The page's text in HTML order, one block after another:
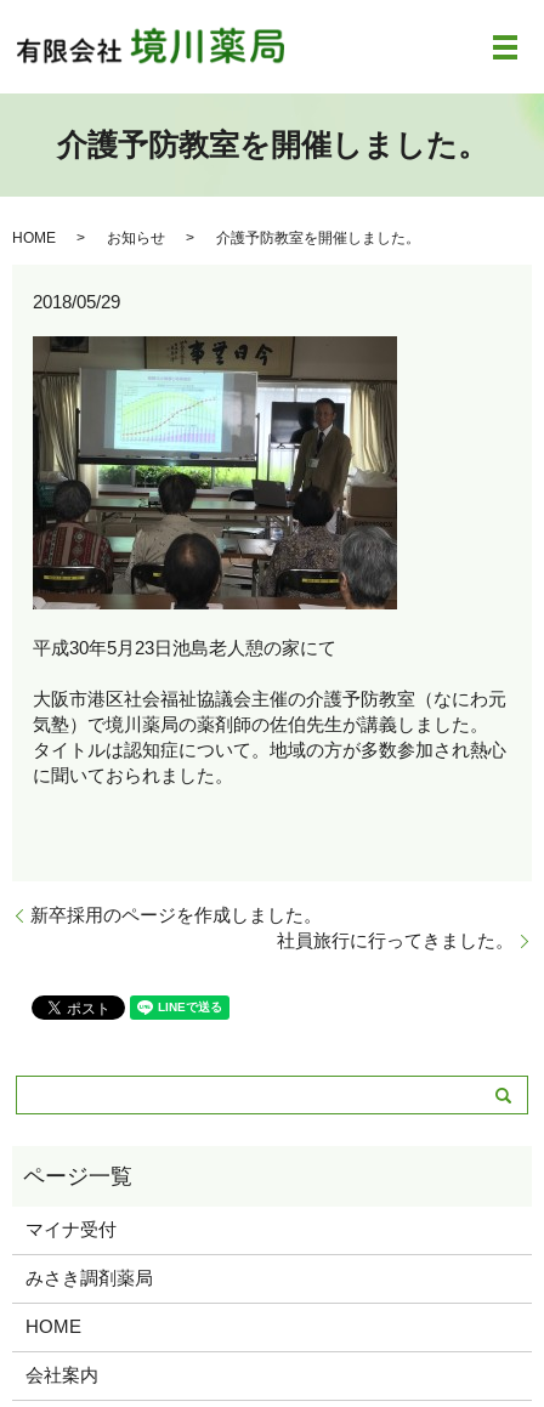
メ
介護予防教室を開催しました。
HOME お知らせ 介護予防教室を開催しました。
2018/05/29
平成30年5月23日池島老人憩の家にて
大阪市港区社会福祉協議会主催の介護予防教室（なにわ元
気塾）で境川薬局の薬剤師の佐伯先生が講義しました。
タイトルは認知症について。地域の方が多数参加され熱心
に聞いておられました。
新卒採用のページを作成しました。
社員旅行に行ってきました。
マイナ受付
みさき調剤薬局
HOME
会社案内